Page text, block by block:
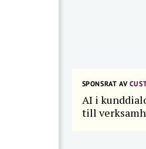
SPONSRAT AV
AI i
till